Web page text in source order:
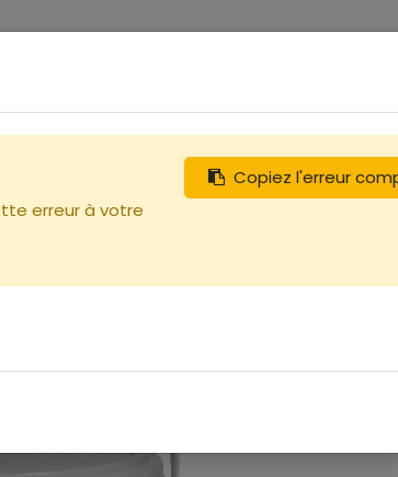
Copiez l'erreur
erreur à votre